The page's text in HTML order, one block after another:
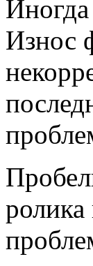
Износ
ролика